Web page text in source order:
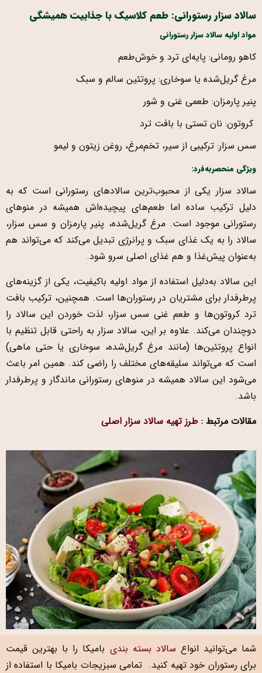
سالاد سزار رستورانی: طعم کلاسیک با جذابیت همیشگی
مواد اولیه سالاد سزار رستورانی
کاهو رومانی: پایه‌ای ترد و خوش‌طعم
مرغ گریل‌شده یا سوخاری: پروتئین سالم و سبک
پنیر پارمزان: طعمی غنی و شور
کروتون: نان تستی با بافت ترد
سس سزار: ترکیبی از سیر، تخم‌مرغ، روغن زیتون و لیمو
ویژگی منحصربه‌فرد:
سالاد سزار یکی از محبوب‌ترین سالادهای رستورانی است که به
دلیل ترکیب ساده اما طعم‌های پیچیده‌اش همیشه در منوهای
رستورانی موجود است. مرغ گریل‌شده، پنیر پارمزان و سس سزار،
سالاد را به یک غذای سبک و پرانرژی تبدیل می‌کند که می‌تواند هم
به‌عنوان پیش‌غذا و هم غذای اصلی سرو شود.
این سالاد به‌دلیل استفاده از مواد اولیه باکیفیت، یکی از گزینه‌های
پرطرفدار برای مشتریان در رستوران‌ها است. همچنین، ترکیب بافت
ترد کروتون‌ها و طعم غنی سس سزار، لذت خوردن این سالاد را
دوچندان می‌کند. علاوه بر این، سالاد سزار به راحتی قابل تنظیم با
انواع پروتئین‌ها (مانند مرغ گریل‌شده، سوخاری یا حتی ماهی)
است که می‌تواند سلیقه‌های مختلف را راضی کند. همین امر باعث
می‌شود این سالاد همیشه در منوهای رستورانی ماندگار و پرطرفدار
باشد.
مقالات مرتبط : طرز تهیه سالاد سزار اصلی
شما می‌توانید انواع سالاد بسته بندی بامیکا را با بهترین قیمت
برای رستوران خود تهیه کنید. تمامی سبزیجات بامیکا با استفاده از